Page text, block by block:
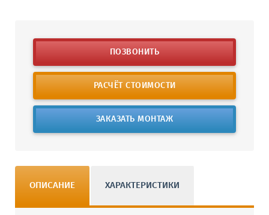
ПОЗВОНИТЬ
РАСЧЁТ СТОИМОСТИ
ЗАКАЗАТЬ МОНТАЖ
ОПИСАНИЕ ХАРАКТЕРИСТИКИ